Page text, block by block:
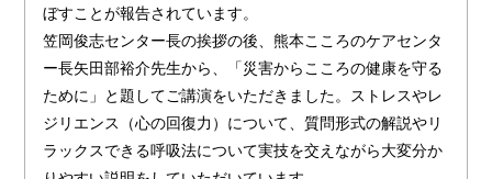
ぼすことが報告されています。
笠岡俊志センター長の挨拶の後、熊本こころのケアセンタ
ー長矢田部裕介先生から、「災害からこころの健康を守る
ために」と題してご講演をいただきました。ストレスやレ
ジリエンス（心の回復力）について、質問形式の解説やリ
ラックスできる呼吸法について実技を交えながら大変分か